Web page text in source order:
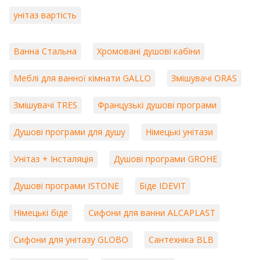
унітаз вартість
Ванна Стальна Хромовані душові кабіни
Меблі для ванної кімнати GALLO Змішувачі ORAS
Змішувачі TRES Французькі душові програми
Душові програми для душу Німецькі унітази
Унітаз + Інсталяція Душові програми GROHE
Душові програми ISTONE Біде IDEVIT
Німецькі біде Сифони для ванни ALCAPLAST
Сифони для унітазу GLOBO Сантехніка BLB